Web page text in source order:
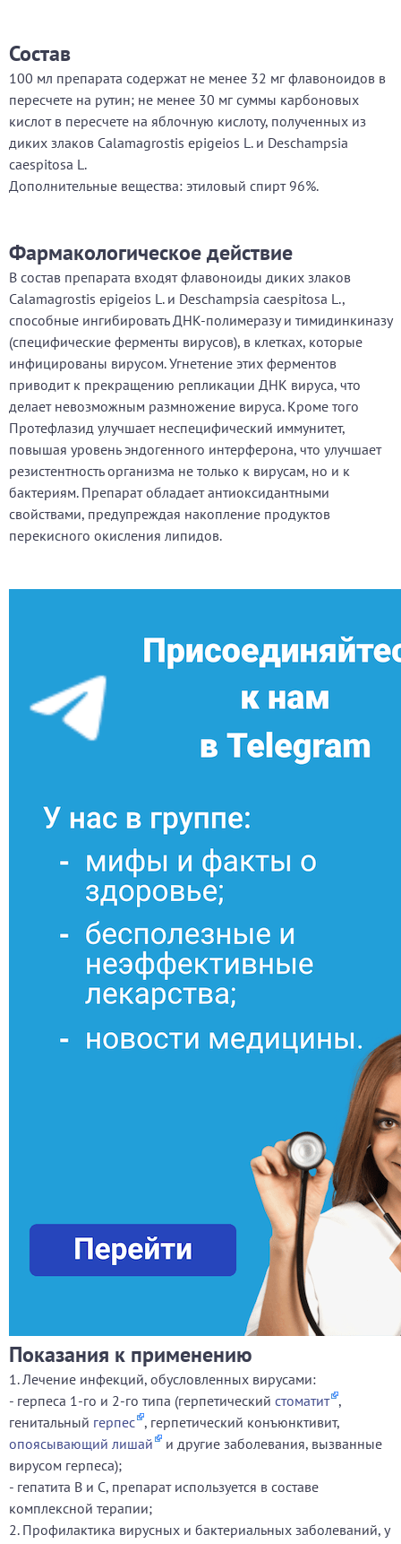
Состав
100 мл препарата содержат не менее 32 мг флавоноидов в
пересчете на рутин; не менее 30 мг суммы карбоновых
кислот в пересчете на яблочную кислоту, полученных из
диких злаков Calamagrostis epigeios L. и Deschampsia
caespitosa L.
Дополнительные вещества: этиловый спирт 96%.
Фармакологическое действие
В состав препарата входят флавоноиды диких злаков
Calamagrostis epigeios L. и Deschampsia caespitosa L.,
способные ингибировать ДНК-полимеразу и тимидинкиназу
(специфические ферменты вирусов), в клетках, которые
инфицированы вирусом. Угнетение этих ферментов
приводит к прекращению репликации ДНК вируса, что
делает невозможным размножение вируса. Кроме того
Протефлазид улучшает неспецифический иммунитет,
повышая уровень эндогенного интерферона, что улучшает
резистентность организма не только к вирусам, но и к
бактериям. Препарат обладает антиоксидантными
свойствами, предупреждая накопление продуктов
перекисного окисления липидов.
Показания к применению
1. Лечение инфекций, обусловленных вирусами:
- герпеса 1-го и 2-го типа (герпетический стоматит ,
генитальный герпес , герпетический конъюнктивит,
опоясывающий лишай
и другие заболевания, вызванные
вирусом герпеса);
- гепатита В и С, препарат используется в составе
комплексной терапии;
2. Профилактика вирусных и бактериальных заболеваний, у